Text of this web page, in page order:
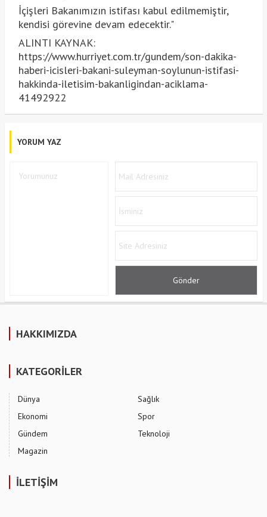
İçişleri Bakanımızın istifası kabul edilmemiştir,
kendisi görevine devam edecektir."
ALINTI KAYNAK:
https://www.hurriyet.com.tr/gundem/son-dakika-
haberi-icisleri-bakani-suleyman-soylunun-istifasi-
hakkinda-iletisim-bakanligindan-aciklama-
41492922
YORUM YAZ
HAKKIMIZDA
KATEGORİLER
Dünya
Ekonomi
Gündem
Magazin
Sağlık
Spor
Teknoloji
İLETİŞİM